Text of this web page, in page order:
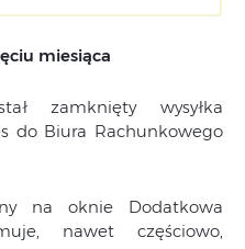
miesiąca
zamknięty wysyłka
do Biura Rachunkowego
na oknie Dodatkowa
nawet częściowo,